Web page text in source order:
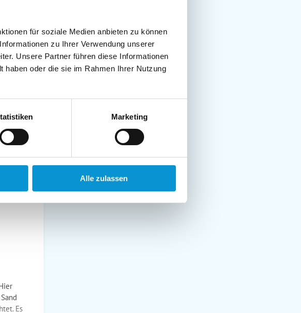
für soziale Medien anbieten zu können
zu Ihrer Verwendung unserer
Unsere Partner führen diese Informationen
haben oder die sie im Rahmen Ihrer Nutzung
Marketing
Alle zulassen
Es